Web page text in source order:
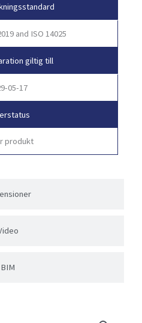
BIM
and ISO 14025
giltig till
05-17
produkt